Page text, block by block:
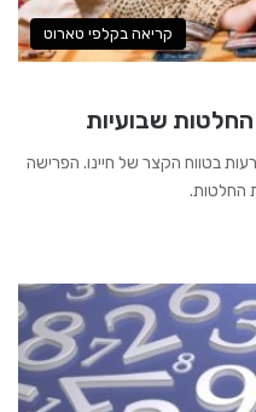
קריאה בקלפי טארוט
שבועיות
בטווח הקצר של חיינו. הפרישה
החלטות.